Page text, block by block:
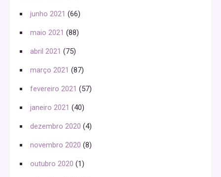
junho 2021 (66)
maio 2021 (88)
abril 2021 (75)
março 2021 (87)
fevereiro 2021 (57)
janeiro 2021 (40)
dezembro 2020 (4)
novembro 2020 (8)
outubro 2020 (1)